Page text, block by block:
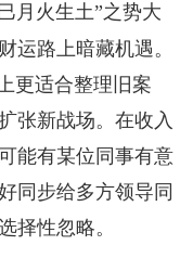
月火生土”之势大
运路上暗藏机遇。
更适合整理旧案
张新战场。在收入
能有某位同事有意
同步给多方领导同
择性忽略。